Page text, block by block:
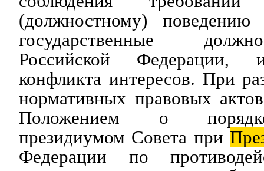
(должностному)
государственные
Российской Федерации,
конфликта интересов. При
нормативных правовых актов
Положением о
президиумом Совета при
Федерации по